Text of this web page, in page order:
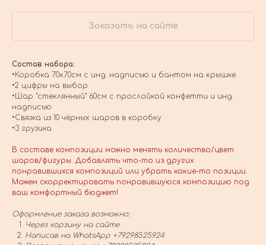
Заказать на сайте
Состав набора:
•Коробка 70х70см с инд. надписью и бантом на крышке
•2 цифры на выбор
•Шар "стеклянный" 60см с прослойкой конфетти и инд.
надписью
•Связка из 10 чёрных шаров в коробку
•3 грузика
В составе композиции можно менять количество/цвет
шаров/фигуры. Добавлять что-то из других
понравившихся композиций или убрать какие-то позиции.
Можем скорректировать понравившуюся композицию под
ваш комфортный бюджет!
Оформление заказа возможно:
Через корзину на сайте
Написав на WhatsApp +79298525924